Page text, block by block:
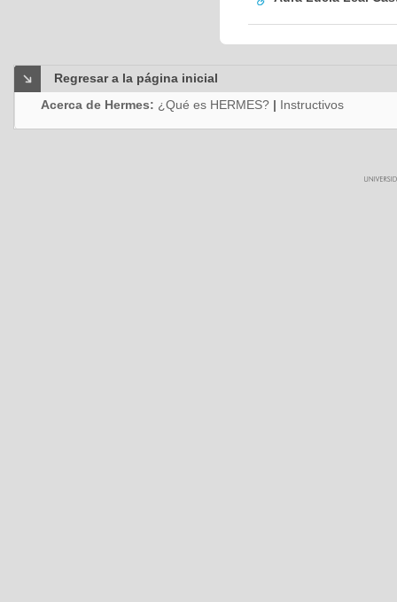
Regresar a la página inicial
Acerca de Hermes: ¿Qué es HERMES? | Instructivos